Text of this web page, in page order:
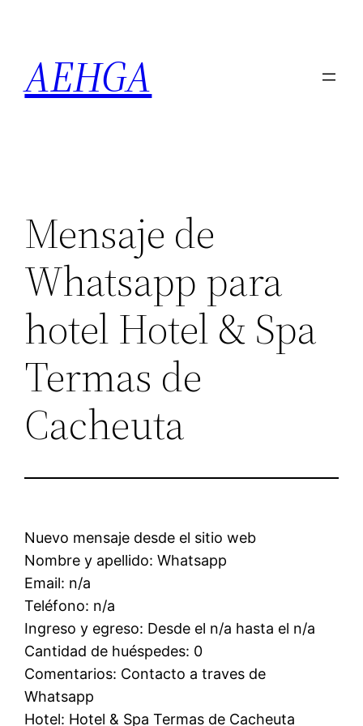
contenido
AEHGA
Mensaje de
Whatsapp para
hotel Hotel & Spa
Termas de
Cacheuta
Nuevo mensaje desde el sitio web
Nombre y apellido: Whatsapp
Email: n/a
Teléfono: n/a
Ingreso y egreso: Desde el n/a hasta el n/a
Cantidad de huéspedes: 0
Comentarios: Contacto a traves de
Whatsapp
Hotel: Hotel & Spa Termas de Cacheuta